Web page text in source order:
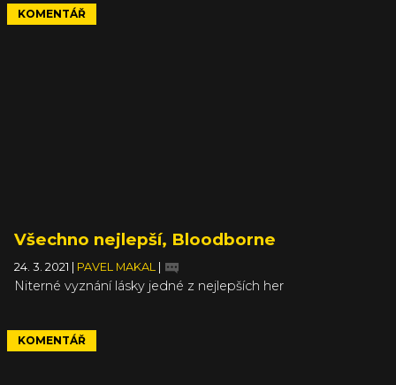
KOMENTÁŘ
Všechno nejlepší, Bloodborne
24. 3. 2021 PAVEL MAKAL
Niterné vyznání lásky jedné z nejlepších her
KOMENTÁŘ